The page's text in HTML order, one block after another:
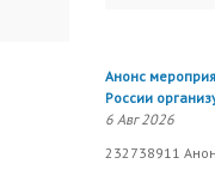
Анонс
России
6 Авг 2026
232738911